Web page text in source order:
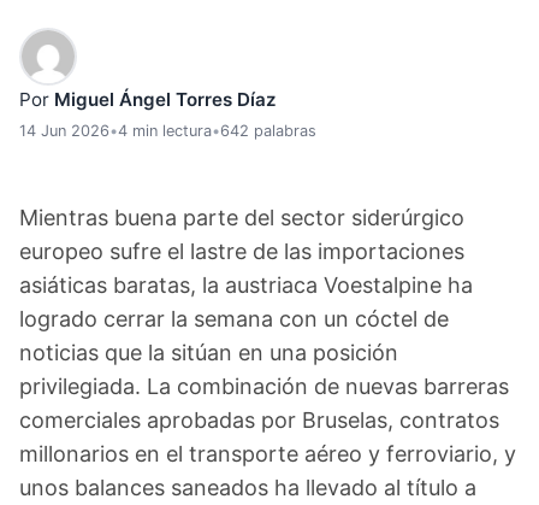
Por Miguel Ángel Torres Díaz
14 Jun 2026•4 min lectura•642 palabras
Mientras buena parte del sector siderúrgico
europeo sufre el lastre de las importaciones
asiáticas baratas, la austriaca Voestalpine ha
logrado cerrar la semana con un cóctel de
noticias que la sitúan en una posición
privilegiada. La combinación de nuevas barreras
comerciales aprobadas por Bruselas, contratos
millonarios en el transporte aéreo y ferroviario, y
unos balances saneados ha llevado al título a